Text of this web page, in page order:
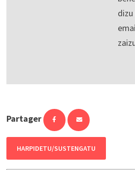
Partager
HARPIDETU/SUSTENGATU